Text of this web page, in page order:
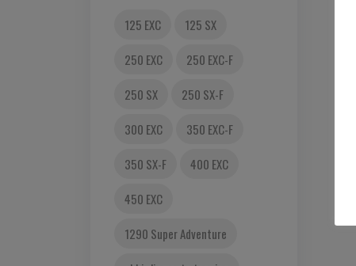
125 EXC
125 SX
250 EXC
250 EXC-F
250 SX
250 SX-F
300 EXC
350 EXC-F
350 SX-F
400 EXC
450 EXC
1290 Super Adventure